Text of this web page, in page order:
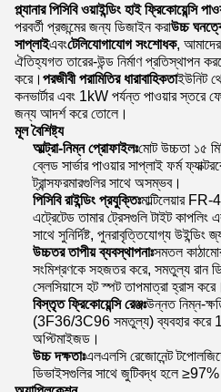
প্ল্যানার পিসিবি ওয়াইন্ডিং হাই ফ্রিকোয়েন্সি
পরবর্তী প্রজন্মের জন্য ডিজাইন করাউচ্চ
সাপ্লাইএবংটেলিযোগাযোগ সংশোধক, আমাদের
ঐতিহ্যগত তারের-উন্ড নির্মাণ প্রতিস্থাপন
করে। পরজীবী পরামিতির ধারাবাহিকতাইউনিট
কনভার্টার এবং 1kW পর্যন্ত পাওয়ার স্তরে
জন্য আদর্শ করে তোলে।
মূল বৈশিষ্ট্য
আল্ট্রা-নিম্ন প্রোফাইলঃমোট উচ্চতা ১৫
ব্লেড সার্ভার পাওয়ার সাপ্লাই ফর্ম
ট্রান্সফরমারগুলির সাথে অসম্ভব।
পিসিবি রাইন্ডিং প্রযুক্তিঃমাল্টিলেয়ার
এট্রেটেড তামার ট্রেসগুলি টাইট কাপলিং
সাথে সুনির্দিষ্ট, পুনরাবৃত্তিযোগ্য উইন্ডিং
উচ্চতর তাপীয় ব্যবস্থাপনাঃসমতল
সংমিশ্রণকে সহজতর করে, সমতুল্য রান
সেলসিয়াসে হট স্পট তাপমাত্রা হ্রাস করে।
বিস্তৃত ফ্রিকোয়েন্সি রেঞ্জঃউন্নত নিম্ন-
(3F36/3C96 সমতুল্য) ব্যবহার
অপ্টিমাইজড।
উচ্চ দক্ষতাঃএলএলসি রেজোনেন্ট
ডিভাইসগুলির সাথে জুটিবদ্ধ হলে